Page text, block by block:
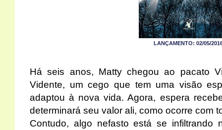
LANÇAMENTO: 02/05/
Há seis anos, Matty chegou ao pacato
Vidente, um cego que tem uma visão
adaptou à nova vida. Agora, espera
determinará seu valor ali, como ocorre com
Contudo, algo nefasto está se infiltrando